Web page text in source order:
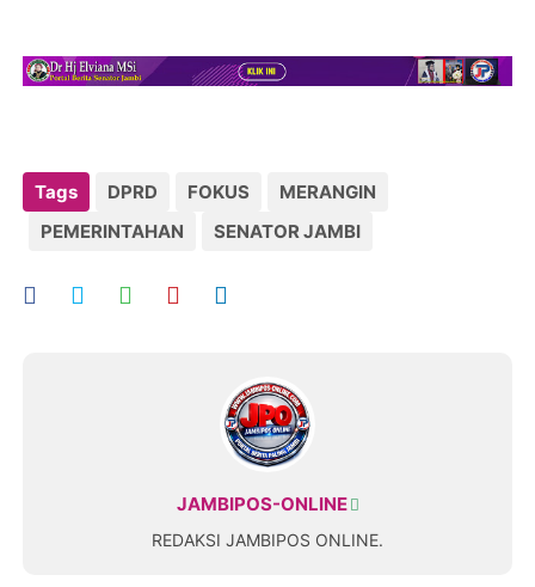
Tags DPRD FOKUS
MERANGIN
PEMERINTAHAN
SENATOR JAMBI
JAMBIPOS-ONLINE
REDAKSI JAMBIPOS ONLINE.